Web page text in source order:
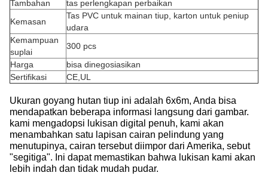
Tambahan
tas perlengkapan perbaikan
Kemasan
Tas PVC untuk mainan tiup, karton untuk peniup
udara
Kemampuan
suplai
300 pcs
Harga
bisa dinegosiasikan
Sertifikasi
CE,UL
Ukuran goyang hutan tiup ini adalah 6x6m, Anda bisa
mendapatkan beberapa informasi langsung dari gambar.
kami mengadopsi lukisan digital penuh, kami akan
menambahkan satu lapisan cairan pelindung yang
menutupinya, cairan tersebut diimpor dari Amerika, sebut
"segitiga". Ini dapat memastikan bahwa lukisan kami akan
lebih indah dan tidak mudah pudar.